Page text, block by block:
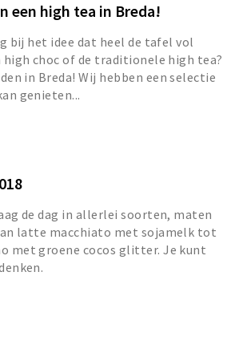
een high tea in Breda!
bij het idee dat heel de tafel vol
high choc of de traditionele high tea?
in Breda! Wij hebben een selectie
genieten...
de dag in allerlei soorten, maten
latte macchiato met sojamelk tot
met groene cocos glitter. Je kunt